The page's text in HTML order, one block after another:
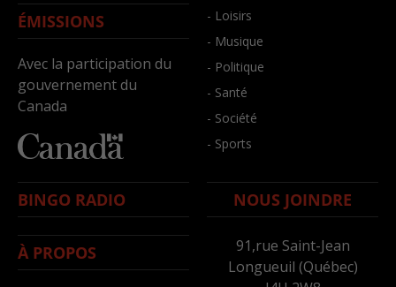
ÉMISSIONS
Avec la participation du
gouvernement du
Canada
- Loisirs
- Musique
- Politique
- Santé
- Société
- Sports
BINGO RADIO
À PROPOS
NOUS JOINDRE
91,rue Saint-Jean
Longueuil (Québec)